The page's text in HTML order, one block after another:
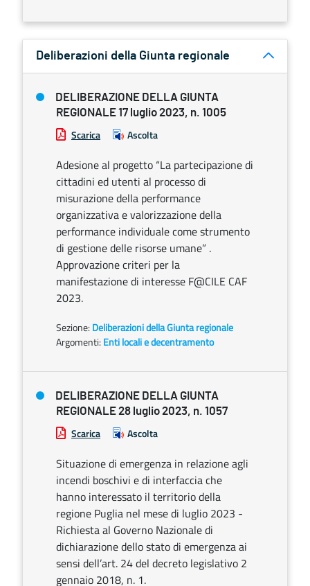
Deliberazioni della Giunta regionale
DELIBERAZIONE DELLA GIUNTA
REGIONALE 17 luglio 2023, n. 1005
Scarica Ascolta
Adesione al progetto “La partecipazione di
cittadini ed utenti al processo di
misurazione della performance
organizzativa e valorizzazione della
performance individuale come strumento
di gestione delle risorse umane” .
Approvazione criteri per la
manifestazione di interesse F@CILE CAF
2023.
Sezione: Deliberazioni della Giunta regionale
Argomenti: Enti locali e decentramento
DELIBERAZIONE DELLA GIUNTA
REGIONALE 28 luglio 2023, n. 1057
Scarica Ascolta
Situazione di emergenza in relazione agli
incendi boschivi e di interfaccia che
hanno interessato il territorio della
regione Puglia nel mese di luglio 2023 -
Richiesta al Governo Nazionale di
dichiarazione dello stato di emergenza ai
sensi dell’art. 24 del decreto legislativo 2
gennaio 2018, n. 1.